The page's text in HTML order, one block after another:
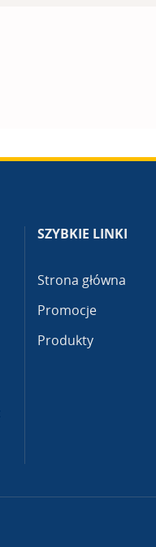
SZYBKIE LINKI
Strona główna
Promocje
Produkty